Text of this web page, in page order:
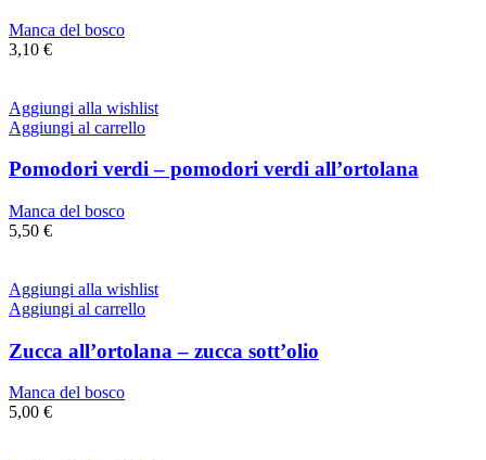
Manca del bosco
3,10 €
Aggiungi alla wishlist
Aggiungi al carrello
Pomodori verdi – pomodori verdi all’ortolana
Manca del bosco
5,50 €
Aggiungi alla wishlist
Aggiungi al carrello
Zucca all’ortolana – zucca sott’olio
Manca del bosco
5,00 €